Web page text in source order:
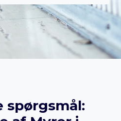
spørgsmål: